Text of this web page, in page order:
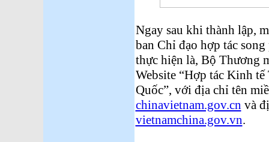
Ngay sau khi thành lập,
ban Chỉ đạo hợp tác
thực hiện là, Bộ Thương
Website “Hợp tác Kinh
Quốc”, với địa chỉ tên
chinavietnam.gov.cn và
vietnamchina.gov.vn.